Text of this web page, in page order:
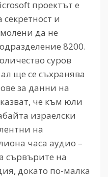
проектът е
и
да не
8200.
суров
ще се съхранява
за данни на
че към юли
израелски
на
часа аудио –
сървърите на
докато по-малка